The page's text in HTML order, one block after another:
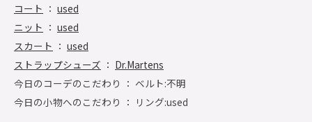
コート ： used
ニット ： used
スカート ： used
ストラップシューズ ： Dr.Martens
今日のコーデのこだわり ： ベルト:不明
今日の小物へのこだわり ： リング:used